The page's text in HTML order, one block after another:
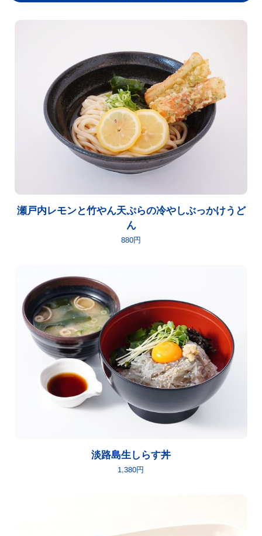
瀬戸内レモンと竹やん天ぷらの冷やしぶっかけうど
ん
880円
淡路島生しらす丼
1,380円